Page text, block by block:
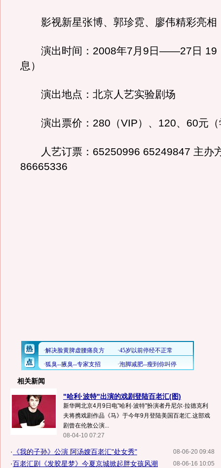
影视新星张博、郭珍霓、廖伟精彩亮相
演出时间：2008年7月9日——27日 19
息）
演出地点：北京人艺实验剧场
演出票价：280（VIP）、120、60元（
人艺订票：65250996 65249847 主办
86665336
相关新闻
"哈利·波特"出演的戏剧登陆百老汇(图)
新华网北京4月9日电"哈利·波特"扮演者丹尼尔·拉德克利
夫将携戏剧作品《马》于今年9月登陆美国百老汇.这部戏
剧曾在伦敦公演...
08-04-10 07:27
08-06-20 09:48
· 《我的子孙》公演 阿汤嫂百老汇"处女秀"
08-06-16 10:05
·百老汇剧《发胶星梦》今夏京城掀起胖女孩风潮